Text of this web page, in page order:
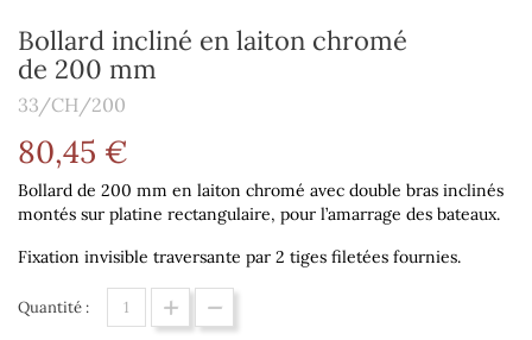
Bollard incliné en laiton chromé
de 200 mm
33/CH/200
80,45 €
Bollard de 200 mm en laiton chromé avec double bras inclinés
montés sur platine rectangulaire, pour l’amarrage des bateaux.
Fixation invisible traversante par 2 tiges filetées fournies.
Quantité :